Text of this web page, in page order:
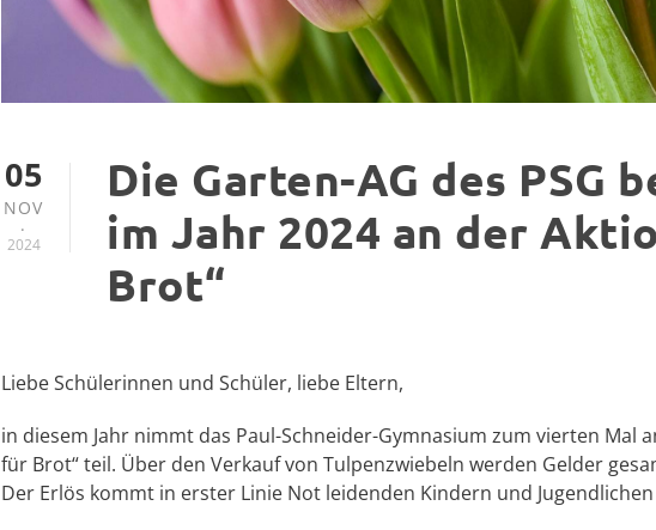
05
NOV
.
2024
Die Garten-AG des PSG
im Jahr 2024 an der
Brot“
Liebe Schülerinnen und Schüler, liebe Eltern,
in diesem Jahr nimmt das Paul-Schneider-Gymnasium zum vierten Mal
für Brot“ teil. Über den Verkauf von Tulpenzwiebeln werden Gelder
Der Erlös kommt in erster Linie Not leidenden Kindern und